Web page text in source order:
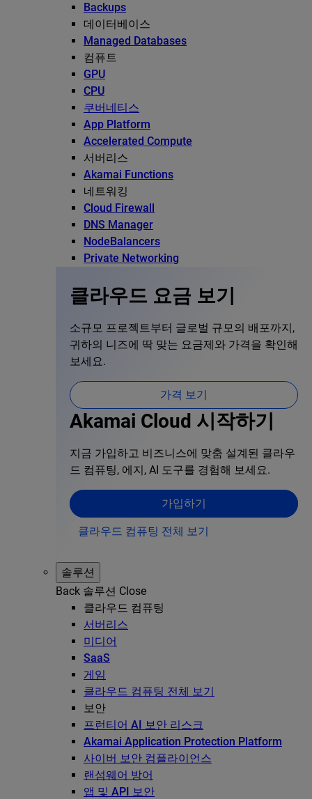
Backups
데이터베이스
Managed Databases
컴퓨트
GPU
CPU
쿠버네티스
App Platform
Accelerated Compute
서버리스
Akamai Functions
네트워킹
Cloud Firewall
DNS Manager
NodeBalancers
Private Networking
클라우드 요금 보기
소규모 프로젝트부터 글로벌 규모의 배포까지,
귀하의 니즈에 딱 맞는 요금제와 가격을 확인해
보세요.
가격 보기
Akamai Cloud 시작하기
지금 가입하고 비즈니스에 맞춤 설계된 클라우
드 컴퓨팅, 에지, AI 도구를 경험해 보세요.
가입하기
클라우드 컴퓨팅 전체 보기
솔루션
Back 솔루션 Close
클라우드 컴퓨팅
서버리스
미디어
SaaS
게임
클라우드 컴퓨팅 전체 보기
보안
프런티어 AI 보안 리스크
Akamai Application Protection Platform
사이버 보안 컴플라이언스
랜섬웨어 방어
앱 및 API 보안